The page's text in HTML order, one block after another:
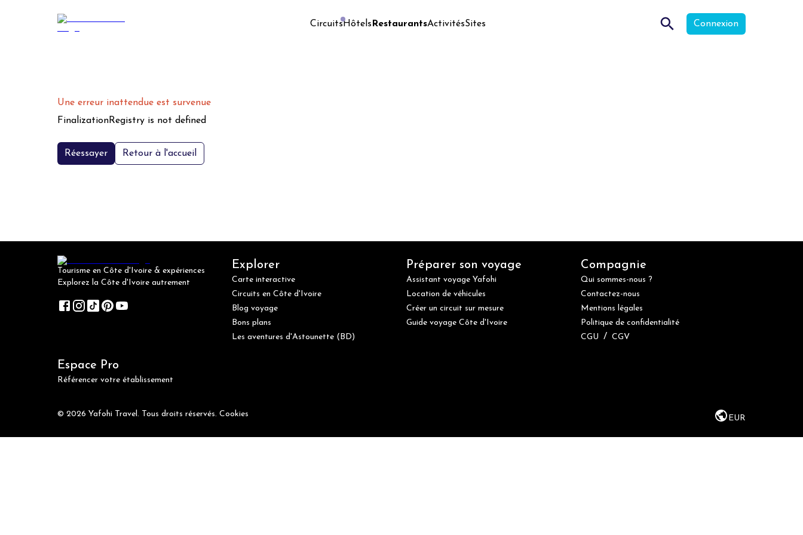
CircuitsHôtels RestaurantsActivitésSites Connexion
Une erreur inattendue est survenue
FinalizationRegistry is not defined
Réessayer Retour à l'accueil
Tourisme en Côte d'Ivoire & expériences
Explorez la Côte d'Ivoire autrement
Explorer
Carte interactive
Circuits en Côte d'Ivoire
Blog voyage
Bons plans
Les aventures d'Astounette (BD)
Préparer son voyage
Assistant voyage Yafohi
Location de véhicules
Créer un circuit sur mesure
Guide voyage Côte d'Ivoire
Compagnie
Qui sommes-nous ?
Contactez-nous
Mentions légales
Politique de confidentialité
CGU / CGV
Espace Pro
Référencer votre établissement
© 2026 Yafohi Travel. Tous droits réservés. Cookies EUR